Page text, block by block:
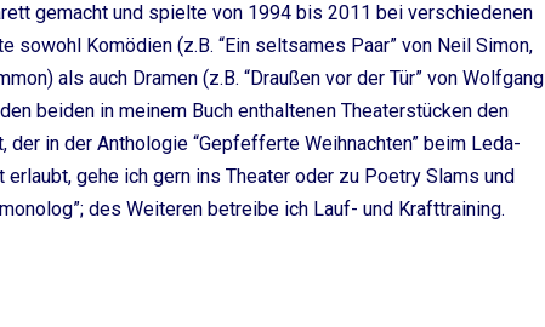
gemacht und spielte von 1994 bis 2011 bei verschiedenen
sowohl Komödien (z.B. “Ein seltsames Paar” von Neil Simon,
als auch Dramen (z.B. “Draußen vor der Tür” von Wolfgang
beiden in meinem Buch enthaltenen Theaterstücken den
der in der Anthologie “Gepfefferte Weihnachten” beim Leda-
gehe ich gern ins Theater oder zu Poetry Slams und
des Weiteren betreibe ich Lauf- und Krafttraining.